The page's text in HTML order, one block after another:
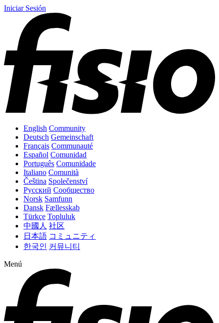
Iniciar Sesión
English Community
Deutsch Gemeinschaft
Français Communauté
Español Comunidad
Português Comunidade
Italiano Comunità
Čeština Společenství
Русский Сообщество
Norsk Samfunn
Dansk Fællesskab
Türkçe Topluluk
中國人 社区
日本語 コミュニティ
한국인 커뮤니티
Menú